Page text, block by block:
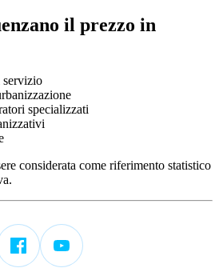
il prezzo in
servizio
specializzati
considerata come riferimento statistico